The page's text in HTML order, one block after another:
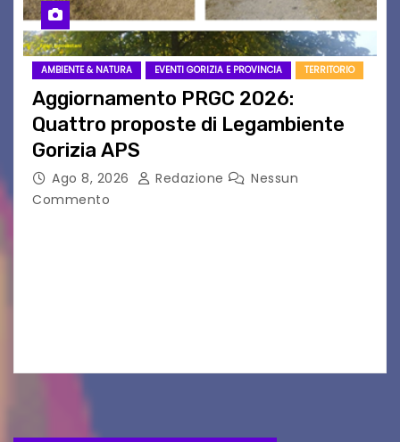
AMBIENTE & NATURA EVENTI GORIZIA E PROVINCIA TERRITORIO
Aggiornamento PRGC 2026:
Quattro proposte di Legambiente
Gorizia APS
Ago 8, 2026 Redazione
Nessun
Commento